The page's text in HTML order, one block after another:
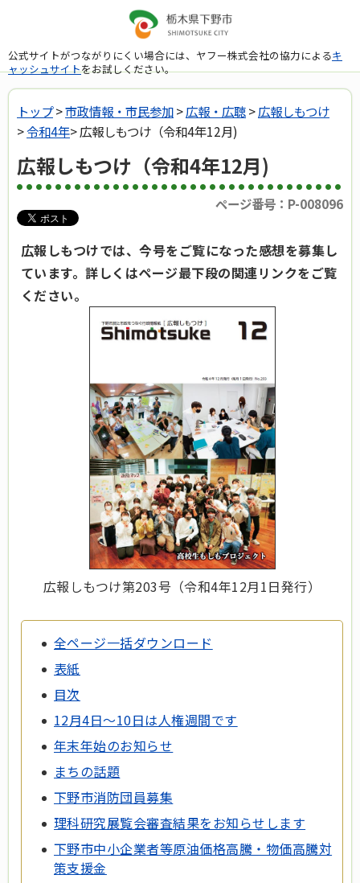
公式サイトがつながりにくい場合には、ヤフー株式会社の協力によるキ
ャッシュサイトをお試しください。
トップ>市政情報・市民参加>広報・広聴>広報しもつけ
>令和4年> 広報しもつけ（令和4年12月)
広報しもつけ（令和4年12月)
ページ番号：P-008096
広報しもつけでは、今号をご覧になった感想を募集し
ています。詳しくはページ最下段の関連リンクをご覧
ください。
広報しもつけ第203号（令和4年12月1日発行）
全ページ一括ダウンロード
表紙
目次
12月4日～10日は人権週間です
年末年始のお知らせ
まちの話題
下野市消防団員募集
理科研究展覧会審査結果をお知らせします
下野市中小企業者等原油価格高騰・物価高騰対
策支援金